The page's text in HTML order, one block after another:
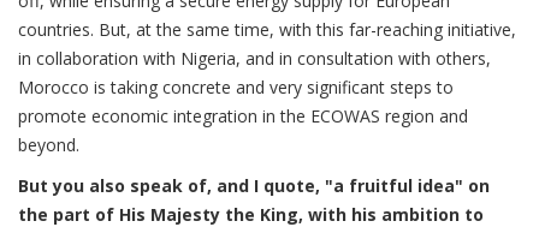
countries. But, at the same time, with this far-reaching initiative,
in collaboration with Nigeria, and in consultation with others,
Morocco is taking concrete and very significant steps to
promote economic integration in the ECOWAS region and
beyond.
But you also speak of, and I quote, "a fruitful idea" on
the part of His Majesty the King, with his ambition to